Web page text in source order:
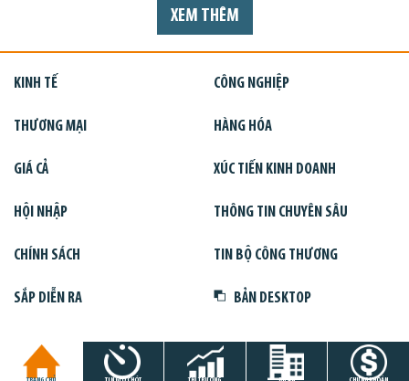
XEM THÊM
KINH TẾ CÔNG NGHIỆP
THƯƠNG MẠI HÀNG HÓA
GIÁ CẢ XÚC TIẾN KINH DOANH
HỘI NHẬP THÔNG TIN CHUYÊN SÂU
CHÍNH SÁCH TIN BỘ CÔNG THƯƠNG
SẮP DIỄN RA BẢN DESKTOP